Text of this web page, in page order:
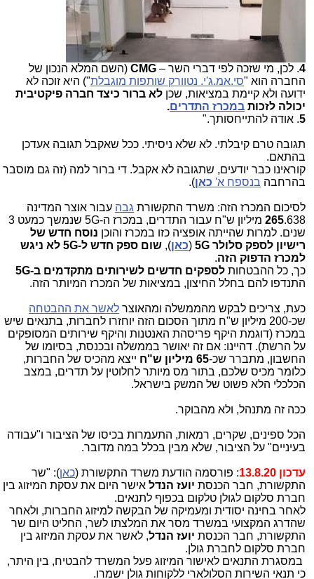
4. לכן, מי שזכה לפי דברי השר – CMG (השם המלא הנכון של
החברה הוא "סי.אמ.ג'י. נטוורק שותפות מוגבלת") היא זוכה לא
ידועה ולא קיימת במציאות, שכן לא ברור כיצד חברה פיקטיבית
יכולה לזכות במכרז התדרים.
5. אודה להתייחסותך."
תגובה טרם קיבלתי. לא שלא ניסיתי. ככל שאקבל תגובה אעדכן
בהתאם.
קוראינו כבר יודעים, שתגובה לא אקבל. די ברור למה (זה גם מוסבר
בהרחבה בנספח א' כאן).
לסיכום המכרז הזה: משרד התקשורת גבה עבור אוצר המדינה
265
.638 מיליון ש"ח עבור התדרים, במכרז ה-5G שנמשך כמעט 3
שנים. למרות שהייתה אופציה כזו במכרז והוכן נוסח חדש של
רישיון לספק סלולר 5G
(כאן),
שום ספק חדש ל-5G לא ניגש
למכרז הדפוק הזה.
כך, כל ההבטחות לספקים חדשים לשירותים מתקדמים ב-5G
התנדפו להם בחלל החיצון, במציאות של המכרז המיותר הזה.
כעת, צריכים לבקש מהממשלה ומהאוצר לאשר את ההבטחה
שכ-200 מיליון ש"ח מתוך הסכום הזה יוחזרו לחברות, בתנאים שיש
במכרז (דוגמת היקף פריסהת האנטנות והיקף שירותים המסופקים
על הרשת). דהיינו: אם זה יאושר בממשלה ובכנסת, בסיומו של
החשבון, מתברר שכ-65 מיליון ש"ח
ייצא מהכיס של החברות,
כלומר מכיס שלכם, בתור מס מיותר לחלוטין על תדרים, במצב
הכלכלי הלא פשוט של המשק בישראל.
ככה זה מתנהל, ולא מהבוקר.
הכל ספינים, שקרים, רמאות, התעמרות בכיסו של הציבור ו"עבודה
בעיניים" על הציבור, שלא מבין בכלל במה מדובר.
עדכון 13.8.20 : פורסמה הודעת משרד התקשורת (כאן): "שר
התקשורת, חבר הכנסת יועז הנדל אישר היום את עסקת המיזוג בין
חברת סלקום לגולן טלקום בכפוף לתנאים.
לאחר בחינה יסודית ומעמיקה של הבקשה למיזוג החברות, ולאחר
שהדרג המקצועי במשרד מסר את המלצתו לשר, החליט היום שר
התקשורת, חבר הכנסת יועז הנדל, לאשר את עסקת המיזוג בין
חברת סלקום לחברת גולן.
במסגרת התנאים לאישור המיזוג פעל המשרד להבטיח, בין היתר,
כי תנאי השירות הסלולארי ללקוחות גולן ישמרו.